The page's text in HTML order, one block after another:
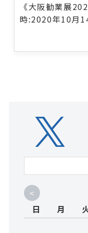
《大阪勧業展
時:2020年10月
<
日
月